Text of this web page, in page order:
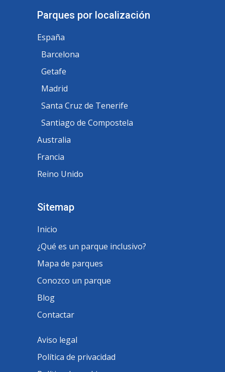
Parques por localización
España
Barcelona
Getafe
Madrid
Santa Cruz de Tenerife
Santiago de Compostela
Australia
Francia
Reino Unido
Sitemap
Inicio
¿Qué es un parque inclusivo?
Mapa de parques
Conozco un parque
Blog
Contactar
Aviso legal
Política de privacidad